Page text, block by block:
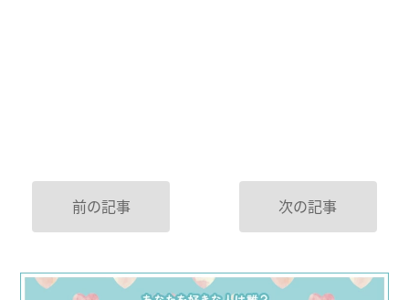
前の記事 次の記事